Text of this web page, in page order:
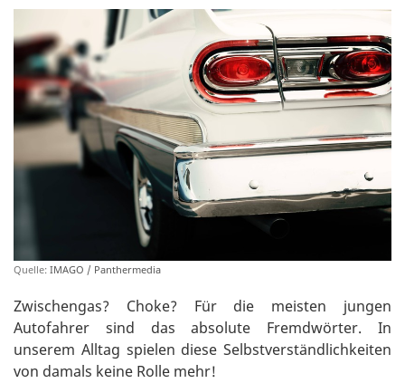
Quelle: IMAGO / Panthermedia
Zwischengas? Choke? Für die meisten jungen
Autofahrer sind das absolute Fremdwörter. In
unserem Alltag spielen diese Selbstverständlichkeiten
von damals keine Rolle mehr!